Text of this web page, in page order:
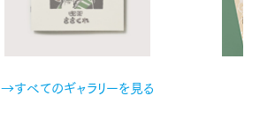
→すべてのギャラリーを見る